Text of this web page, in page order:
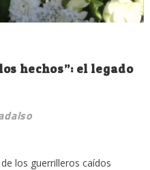
hechos”: el legado
los guerrilleros caídos